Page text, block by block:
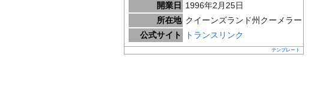
開業日
1996年2月25日
所在地 クイーンズランド州クーメラー
公式サイト
トランスリンク
テンプレート